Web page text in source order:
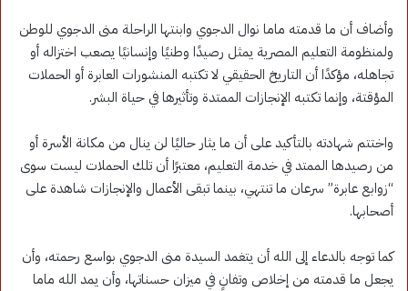
وأضاف أن ما قدمته ماما نوال الدجوي وابنتها الراحلة منى الدجوي للوطن
ولمنظومة التعليم المصرية يمثل رصيدًا وطنيًا وإنسانيًا يصعب اختزاله أو
تجاهله، مؤكدًا أن التاريخ الحقيقي لا تكتبه المنشورات العابرة أو الحملات
المؤقتة، وإنما تكتبه الإنجازات الممتدة وتأثيرها في حياة البشر.
واختتم شهادته بالتأكيد على أن ما يثار حاليًا لن ينال من مكانة الأسرة أو
من رصيدها الممتد في خدمة التعليم، معتبرًا أن تلك الحملات ليست سوى
“زوابع عابرة” سرعان ما تنتهي، بينما تبقى الأعمال والإنجازات شاهدة على
أصحابها.
كما توجه بالدعاء إلى الله أن يتغمد السيدة منى الدجوي بواسع رحمته، وأن
يجعل ما قدمته من إخلاص وتفانٍ في ميزان حسناتها، وأن يمد الله ماما